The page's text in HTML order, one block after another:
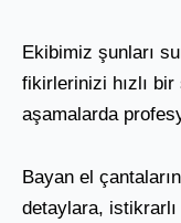
Ekibimiz şunları
fikirlerinizi hızlı
aşamalarda
Bayan el
detaylara,